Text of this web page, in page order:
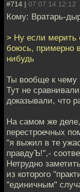
#714 | 07.07.14 12:12
Кому: Вратарь-
> Ну если мерить
боюсь, примерно
нибудь
Ты вообще к чему
Тут не
доказывали, что
На самом же
перестроечных
"я выжил в те
правдуЪ!",-
Нетрудно
из которого
"единичным"